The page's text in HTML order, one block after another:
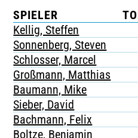
SPIELER
Kellig, Steffen
Sonnenberg, Steven
Schlosser, Marcel
Großmann, Matthias
Baumann, Mike
Sieber, David
Bachmann, Felix
Boltze, Benjamin